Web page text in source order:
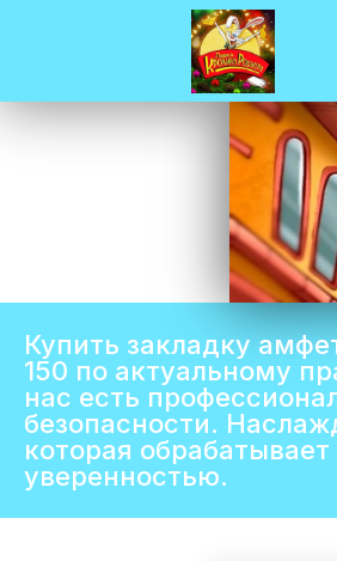
Купить закладку
150 по актуальному
нас есть
безопасности.
которая
уверенностью.